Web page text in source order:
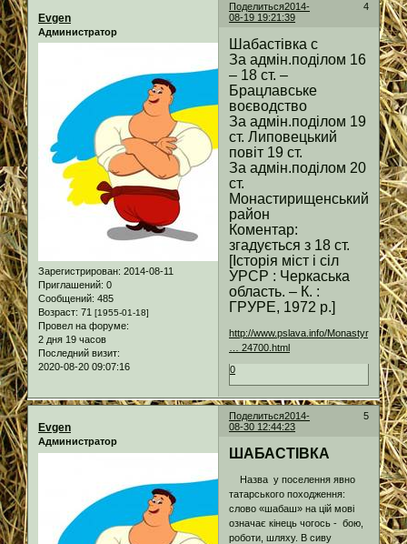
Поделиться 4
2014-
08-19 19:21:39
Evgen
Администратор
Зарегистрирован: 2014-08-11
Приглашений: 0
Сообщений: 485
Возраст: 71 [1955-01-18]
Провел на форуме:
2 дня 19 часов
Последний визит:
2020-08-20 09:07:16
Шабастівка с
За адмін.поділом 16
– 18 ст. –
Брацлавське
воєводство
За адмін.поділом 19
ст. Липовецький
повіт 19 ст.
За адмін.поділом 20
ст.
Монастирищенський
район
Коментар:
згадується з 18 ст.
[Історія міст і сіл
УРСР : Черкаська
область. – К. :
ГРУРЕ, 1972 р.]
http://www.pslava.info/
… 24700.html
0
Поделиться 5
2014-
08-30 12:44:23
Evgen
Администратор
ШАБАСТІВКА
Назва у поселення явно
татарського походження:
слово «шабаш» на цій мові
означає кінець чогось - бою,
роботи, шляху. В сиву